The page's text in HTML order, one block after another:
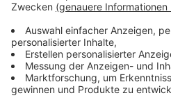
Video-Service
Wir verwenden
Drittanbieters,
einzubetten. Dieser
Daten zu Ihren